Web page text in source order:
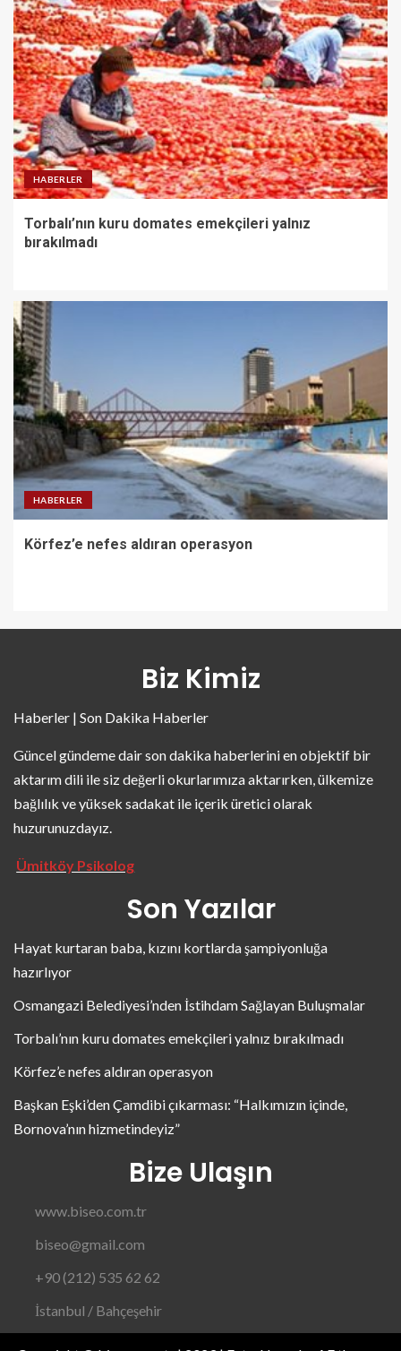
HABERLER
Torbalı’nın kuru domates emekçileri yalnız
bırakılmadı
HABERLER
Körfez’e nefes aldıran operasyon
Biz Kimiz
Haberler | Son Dakika Haberler
Güncel gündeme dair son dakika haberlerini en objektif bir
aktarım dili ile siz değerli okurlarımıza aktarırken, ülkemize
bağlılık ve yüksek sadakat ile içerik üretici olarak
huzurunuzdayız.
Ümitköy Psikolog
Son Yazılar
Hayat kurtaran baba, kızını kortlarda şampiyonluğa
hazırlıyor
Osmangazi Belediyesi’nden İstihdam Sağlayan Buluşmalar
Torbalı’nın kuru domates emekçileri yalnız bırakılmadı
Körfez’e nefes aldıran operasyon
Başkan Eşki’den Çamdibi çıkarması: “Halkımızın içinde,
Bornova’nın hizmetindeyiz”
Bize Ulaşın
www.biseo.com.tr
biseo@gmail.com
+90 (212) 535 62 62
İstanbul / Bahçeşehir